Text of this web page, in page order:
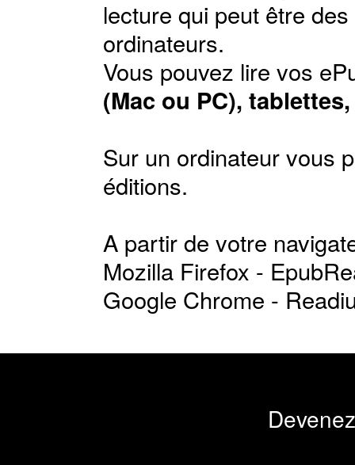
lecture qui peut être
ordinateurs.
Vous pouvez lire vos
(Mac ou PC),
Sur un ordinateur vous
éditions.
A partir de votre
Mozilla Firefox -
Google Chrome -